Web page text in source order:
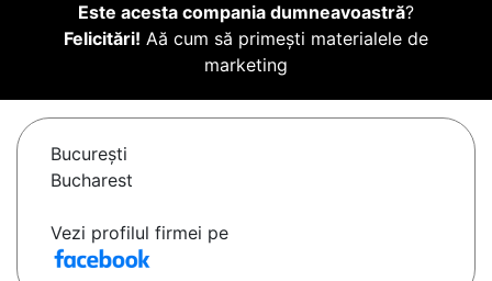
Este acesta compania dumneavoastră?
Felicitări! Aă cum să primești materialele de
marketing
Bucureşti
Bucharest
Vezi profilul firmei pe